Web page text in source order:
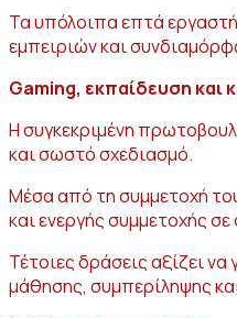
Τα υπόλοιπα επτά
εμπειριών και
Gaming, εκπαίδευση και
Η συγκεκριμένη
και σωστό σχεδιασμό.
Μέσα από τη συμμετοχή
και ενεργής συμμετοχής
Τέτοιες δράσεις αξίζει
μάθησης, συμπερίληψης